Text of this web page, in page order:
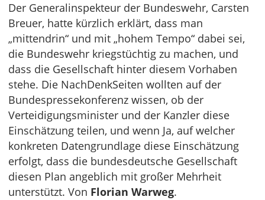
Der Generalinspekteur der Bundeswehr, Carsten
Breuer, hatte kürzlich erklärt, dass man
„mittendrin“ und mit „hohem Tempo“ dabei sei,
die Bundeswehr kriegstüchtig zu machen, und
dass die Gesellschaft hinter diesem Vorhaben
stehe. Die NachDenkSeiten wollten auf der
Bundespressekonferenz wissen, ob der
Verteidigungsminister und der Kanzler diese
Einschätzung teilen, und wenn Ja, auf welcher
konkreten Datengrundlage diese Einschätzung
erfolgt, dass die bundesdeutsche Gesellschaft
diesen Plan angeblich mit großer Mehrheit
unterstützt. Von Florian Warweg.